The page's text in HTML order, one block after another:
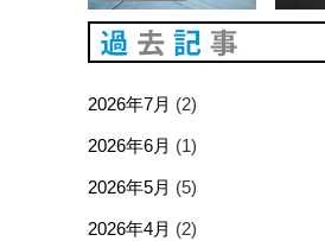
2026年7月 (2)
2026年6月 (1)
2026年5月 (5)
2026年4月 (2)